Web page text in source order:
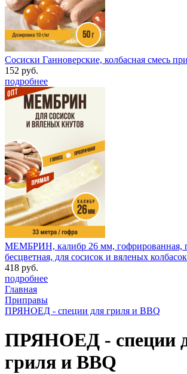
Сосиски Ганноверские, колбасная смесь
152 руб.
подробнее
МЕМБРИН, калибр 26 мм, гофрированная,
бесцветная, для сосисок и вяленых
418 руб.
подробнее
Главная
Приправы
ПРЯНОЕД - специи для гриля и BBQ
ПРЯНОЕД - специи
гриля и BBQ